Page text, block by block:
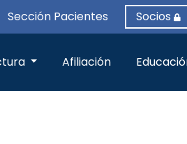
Sección Pacientes Socios
Afiliación